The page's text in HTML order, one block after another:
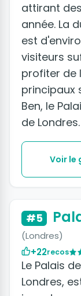
attirant
année. La
est
visiteurs
profiter de
principaux
Ben, le
de Londres.
Voir le
#5
(Londres)
+22recos
Le Palais
Londres,